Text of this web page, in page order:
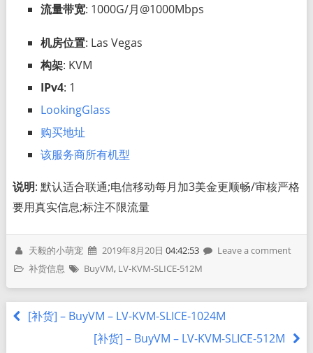
流量带宽: 1000G/月@1000Mbps
机房位置: Las Vegas
构架: KVM
IPv4: 1
LookingGlass
购买地址
该服务商所有机型
说明: 默认适合联通;电信移动每月加3美金更顺畅/审核严格
要用真实信息;标注不限流量
天毅的小萌宠 2019年8月20日 04:42:53
Leave a comment
补货信息
BuyVM, LV-KVM-SLICE-512M
[补货] – BuyVM – LV-KVM-SLICE-1024M
[补货] – BuyVM – LV-KVM-SLICE-512M